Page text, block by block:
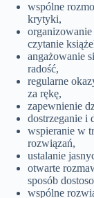
wspólne
krytyki,
czytanie
angażowanie
radość,
regularne
za rękę,
zapewnienie
dostrzeganie i
wspieranie w
rozwiązań,
ustalanie
otwarte
sposób
wspólne